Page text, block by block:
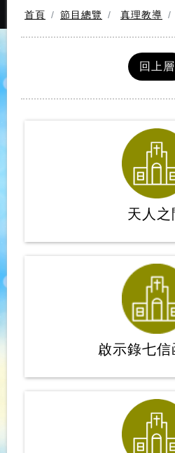
首頁 節目總覽 真理教導
回上層
天人之
啟示錄七信